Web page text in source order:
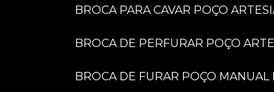
BROCA PARA CAVAR POÇO
BROCA DE PERFURAR POÇO
BROCA DE FURAR POÇO